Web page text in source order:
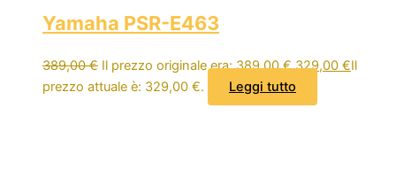
Yamaha PSR-E463
389,00€ Il prezzo originale era: 389,00 €.329,00 €Il
prezzo attuale è: 329,00 €.
Leggi tutto